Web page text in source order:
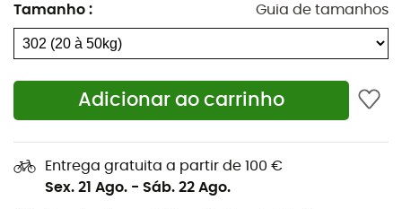
Tamanho : Guia de tamanhos
Adicionar ao carrinho
Entrega gratuita a partir de 100 €
Sex. 21 Ago. - Sáb. 22 Ago.
Ajuste no tornozelo por tira autoadesiva,
Cobertura ajustável por tira autoadesiva,
Fixação telescópica com cremalheira,
Diferentes níveis de barras de aderência sob o
chassi,
6 pontas intercambiáveis de aço,
Fabricação francesa.